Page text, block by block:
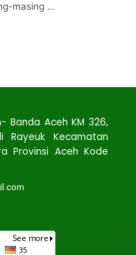
masing …
Banda Aceh KM 326,
Kecamatan
Provinsi Aceh Kode